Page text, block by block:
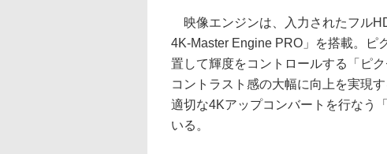
映像エンジンは、入力されたフル
4K-Master Engine PRO」を搭載。ピ
置して輝度をコントロールする「ピ
コントラスト感の大幅に向上を実現
適切な4Kアップコンバートを行なう
いる。